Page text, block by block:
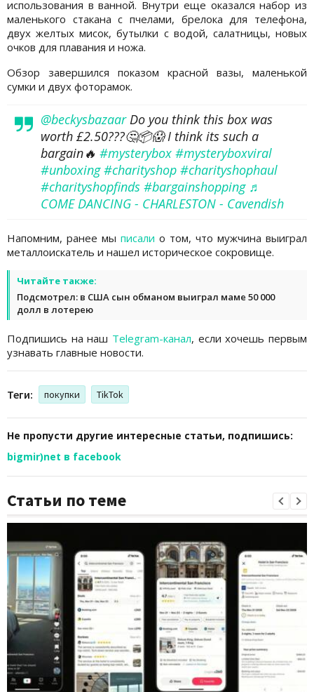
использования в ванной. Внутри еще оказался набор из
маленького стакана с пчелами, брелока для телефона,
двух желтых мисок, бутылки с водой, салатницы, новых
очков для плавания и ножа.
Обзор завершился показом красной вазы, маленькой
сумки и двух фоторамок.
@beckysbazaarDo you think this box was
worth £2.50???🤔📦😱 I think its such a
bargain🔥 #mysterybox #mysteryboxviral
#unboxing #charityshop #charityshophaul
#charityshopfinds #bargainshopping ♬
COME DANCING - CHARLESTON - Cavendish
Напомним, ранее мы писали о том, что мужчина выиграл
металлоискатель и нашел историческое сокровище.
Читайте также:
Подсмотрел: в США сын обманом выиграл маме 50 000
долл в лотерею
Подпишись на наш Telegram-канал, если хочешь первым
узнавать главные новости.
Теги: покупки TikTok
Не пропусти другие интересные статьи, подпишись:
bigmir)net в facebook
Статьи по теме